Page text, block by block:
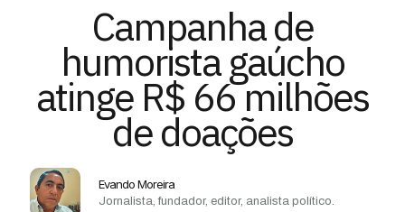
Campanha de
humorista gaúcho
atinge R$ 66 milhões
de doações
Evando Moreira
Jornalista, fundador, editor, analista político.